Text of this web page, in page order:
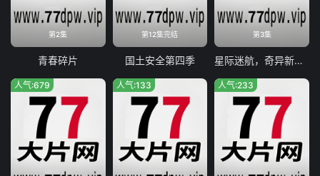
第2集
青春碎片
第12集完结
国土安全第四季
第3集
星际迷航，奇异新世界第四季
人气:679 人气:133 人气:233